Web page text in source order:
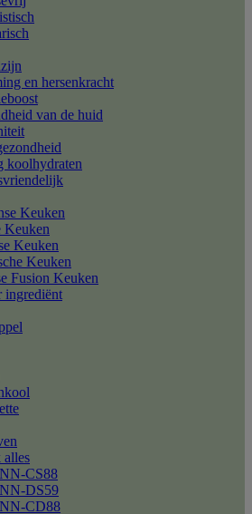
en hersenkracht
van de huid
koolhydraten
Keuken
Keuken
Keuken
Keuken
Fusion Keuken
ingrediënt
NN-CS88
NN-DS59
NN-CD88